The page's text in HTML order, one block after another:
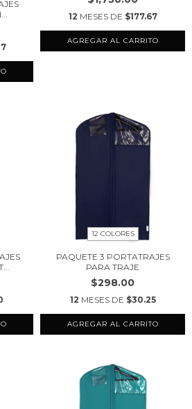
12 MESES DE $177.67
AGREGAR AL CARRITO
12 COLORES
PAQUETE 3 PORTATRAJES
PARA TRAJE
$298.00
12 MESES DE $30.25
AGREGAR AL CARRITO